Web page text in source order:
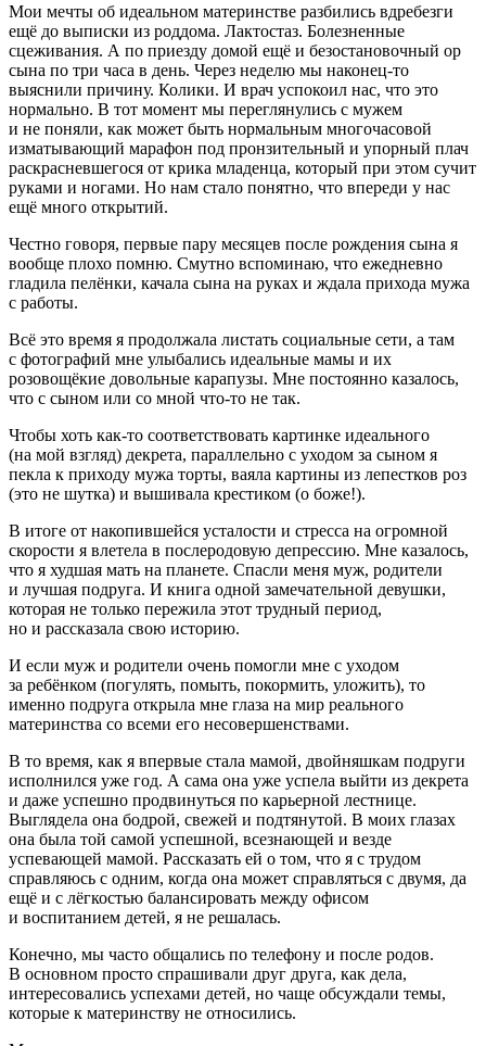
Мои мечты об идеальном материнстве разбились вдребезги
ещё до выписки из роддома. Лактостаз. Болезненные
сцеживания. А по приезду домой ещё и безостановочный ор
сына по три часа в день. Через неделю мы наконец-то
выяснили причину. Колики. И врач успокоил нас, что это
нормально. В тот момент мы переглянулись с мужем
и не поняли, как может быть нормальным многочасовой
изматывающий марафон под пронзительный и упорный плач
раскрасневшегося от крика младенца, который при этом сучит
руками и ногами. Но нам стало понятно, что впереди у нас
ещё много открытий.
Честно говоря, первые пару месяцев после рождения сына я
вообще плохо помню. Смутно вспоминаю, что ежедневно
гладила пелёнки, качала сына на руках и ждала прихода мужа
с работы.
Всё это время я продолжала листать социальные сети, а там
с фотографий мне улыбались идеальные мамы и их
розовощёкие довольные карапузы. Мне постоянно казалось,
что с сыном или со мной что-то не так.
Чтобы хоть как-то соответствовать картинке идеального
(на мой взгляд) декрета, параллельно с уходом за сыном я
пекла к приходу мужа торты, ваяла картины из лепестков роз
(это не шутка) и вышивала крестиком (о боже!).
В итоге от накопившейся усталости и стресса на огромной
скорости я влетела в послеродовую депрессию. Мне казалось,
что я худшая мать на планете. Спасли меня муж, родители
и лучшая подруга. И книга одной замечательной девушки,
которая не только пережила этот трудный период,
но и рассказала свою историю.
И если муж и родители очень помогли мне с уходом
за ребёнком (погулять, помыть, покормить, уложить), то
именно подруга открыла мне глаза на мир реального
материнства со всеми его несовершенствами.
В то время, как я впервые стала мамой, двойняшкам подруги
исполнился уже год. А сама она уже успела выйти из декрета
и даже успешно продвинуться по карьерной лестнице.
Выглядела она бодрой, свежей и подтянутой. В моих глазах
она была той самой успешной, всезнающей и везде
успевающей мамой. Рассказать ей о том, что я с трудом
справляюсь с одним, когда она может справляться с двумя, да
ещё и с лёгкостью балансировать между офисом
и воспитанием детей, я не решалась.
Конечно, мы часто общались по телефону и после родов.
В основном просто спрашивали друг друга, как дела,
интересовались успехами детей, но чаще обсуждали темы,
которые к материнству не относились.